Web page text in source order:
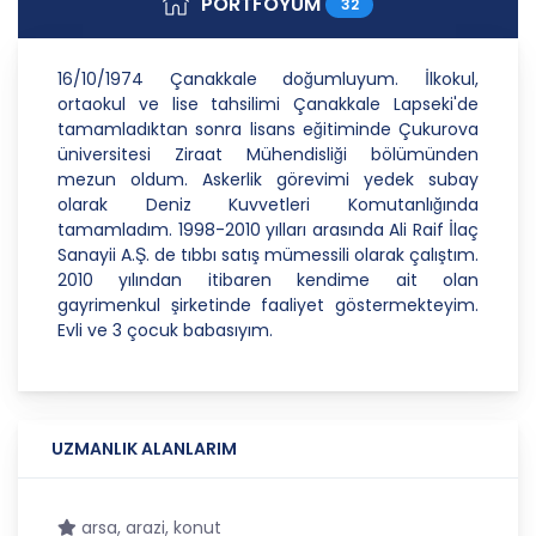
Danışmanlık Hizmetleri A.Ş.; kişisel verilerin
işlenmesi faaliyetleri kapsamında hukuka ve
yükümlüdür. Bu kapsamda, orantılılık gereklilikleri
dikkate alınacakve kişisel verileri işleme amacı
dışında kullanmayacaktır.
2. Kişisel Verilerin Doğru ve Gerektiğinde
Güncel Olmasını Sağlama
CB Gayrimenkul Franchising Pazarlama ve
Danışmanlık Hizmetleri A.Ş.; kişisel veri sahiplerinin
temel haklarını ve kendi meşru menfaatlerini
dikkate alarak işlediği kişisel verilerin doğru ve
3. Belirli, Açık ve Meşru Amaçlarla İşleme
Danışmanlık Hizmetleri A.Ş.; kişisel verilerin hangi
16/10/1974 Çanakkale doğumluyum. İlkokul,
ortaokul ve lise tahsilimi Çanakkale Lapseki'de
tamamladıktan sonra lisans eğitiminde Çukurova
üniversitesi Ziraat Mühendisliği bölümünden
mezun oldum. Askerlik görevimi yedek subay
olarak Deniz Kuvvetleri Komutanlığında
tamamladım. 1998-2010 yılları arasında Ali Raif İlaç
Sanayii A.Ş. de tıbbı satış mümessili olarak çalıştım.
2010 yılından itibaren kendime ait olan
gayrimenkul şirketinde faaliyet göstermekteyim.
Evli ve 3 çocuk babasıyım.
UZMANLIK ALANLARIM
arsa, arazi, konut